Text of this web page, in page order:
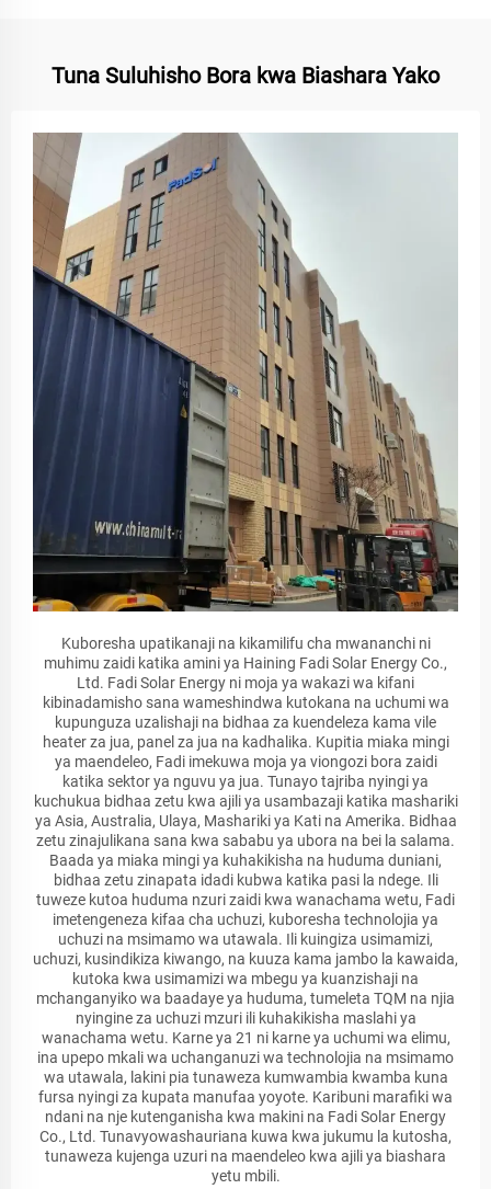
Tuna Suluhisho Bora kwa Biashara Yako
Kuboresha upatikanaji na kikamilifu cha mwananchi ni
muhimu zaidi katika amini ya Haining Fadi Solar Energy Co.,
Ltd. Fadi Solar Energy ni moja ya wakazi wa kifani
kibinadamisho sana wameshindwa kutokana na uchumi wa
kupunguza uzalishaji na bidhaa za kuendeleza kama vile
heater za jua, panel za jua na kadhalika. Kupitia miaka mingi
ya maendeleo, Fadi imekuwa moja ya viongozi bora zaidi
katika sektor ya nguvu ya jua. Tunayo tajriba nyingi ya
kuchukua bidhaa zetu kwa ajili ya usambazaji katika mashariki
ya Asia, Australia, Ulaya, Mashariki ya Kati na Amerika. Bidhaa
zetu zinajulikana sana kwa sababu ya ubora na bei la salama.
Baada ya miaka mingi ya kuhakikisha na huduma duniani,
bidhaa zetu zinapata idadi kubwa katika pasi la ndege. Ili
tuweze kutoa huduma nzuri zaidi kwa wanachama wetu, Fadi
imetengeneza kifaa cha uchuzi, kuboresha technolojia ya
uchuzi na msimamo wa utawala. Ili kuingiza usimamizi,
uchuzi, kusindikiza kiwango, na kuuza kama jambo la kawaida,
kutoka kwa usimamizi wa mbegu ya kuanzishaji na
mchanganyiko wa baadaye ya huduma, tumeleta TQM na njia
nyingine za uchuzi mzuri ili kuhakikisha maslahi ya
wanachama wetu. Karne ya 21 ni karne ya uchumi wa elimu,
ina upepo mkali wa uchanganuzi wa technolojia na msimamo
wa utawala, lakini pia tunaweza kumwambia kwamba kuna
fursa nyingi za kupata manufaa yoyote. Karibuni marafiki wa
ndani na nje kutenganisha kwa makini na Fadi Solar Energy
Co., Ltd. Tunavyowashauriana kuwa kwa jukumu la kutosha,
tunaweza kujenga uzuri na maendeleo kwa ajili ya biashara
yetu mbili.